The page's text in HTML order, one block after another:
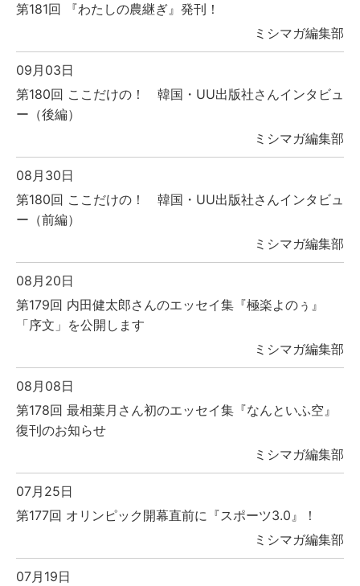
第181回 『わたしの農継ぎ』発刊！
ミシマガ編集部
09月03日
第180回 ここだけの！ 韓国・UU出版社さんインタビュ
ー（後編）
ミシマガ編集部
08月30日
第180回 ここだけの！ 韓国・UU出版社さんインタビュ
ー（前編）
ミシマガ編集部
08月20日
第179回 内田健太郎さんのエッセイ集『極楽よのぅ』
「序文」を公開します
ミシマガ編集部
08月08日
第178回 最相葉月さん初のエッセイ集『なんといふ空』
復刊のお知らせ
ミシマガ編集部
07月25日
第177回 オリンピック開幕直前に『スポーツ3.0』！
ミシマガ編集部
07月19日